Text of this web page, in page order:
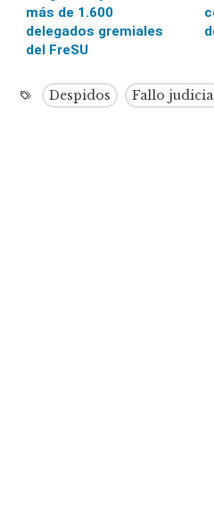
más de 1.600
delegados gremiales
del FreSU
Despidos Fallo